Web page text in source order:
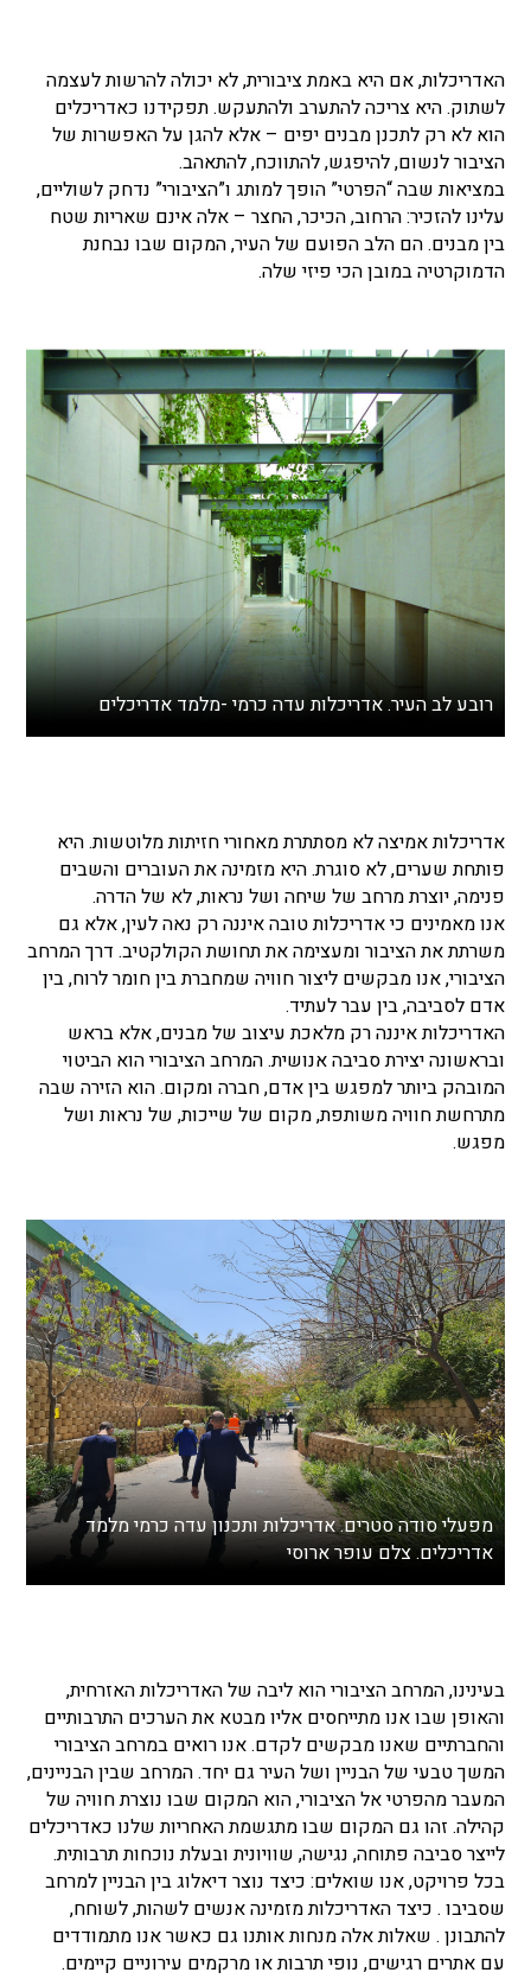
האדריכלות, אם היא באמת ציבורית, לא יכולה להרשות לעצמה
לשתוק. היא צריכה להתערב ולהתעקש. תפקידנו כאדריכלים
הוא לא רק לתכנן מבנים יפים –אלא להגן על האפשרות של
הציבור לנשום, להיפגש, להתווכח, להתאהב.
במציאות שבה “הפרטי” הופך למותג ו”הציבורי” נדחק לשוליים,
עלינו להזכיר: הרחוב, הכיכר, החצר –אלה אינם שאריות שטח
בין מבנים. הם הלב הפועם של העיר, המקום שבו נבחנת
הדמוקרטיה במובן הכי פיזי שלה.
רובע לב העיר. אדריכלות עדה כרמי -מלמד אדריכלים
אדריכלות אמיצה לא מסתתרת מאחורי חזיתות מלוטשות. היא
פותחת שערים, לא סוגרת. היא מזמינה את העוברים והשבים
פנימה, יוצרת מרחב של שיחה ושל נראות, לא של הדרה.
אנו מאמינים כי אדריכלות טובה איננה רק נאה לעין, אלא גם
משרתת את הציבור ומעצימה את תחושת הקולקטיב. דרך המרחב
הציבורי, אנו מבקשים ליצור חוויה שמחברת בין חומר לרוח, בין
אדם לסביבה, בין עבר לעתיד.
האדריכלות איננה רק מלאכת עיצוב של מבנים, אלא בראש
ובראשונה יצירת סביבה אנושית. המרחב הציבורי הוא הביטוי
המובהק ביותר למפגש בין אדם, חברה ומקום. הוא הזירה שבה
מתרחשת חוויה משותפת, מקום של שייכות, של נראות ושל
מפגש.
מפעלי סודה סטרים. אדריכלות ותכנון עדה כרמי מלמד
אדריכלים. צלם עופר ארוסי
בעינינו, המרחב הציבורי הוא ליבה של האדריכלות האזרחית,
והאופן שבו אנו מתייחסים אליו מבטא את הערכים התרבותיים
והחברתיים שאנו מבקשים לקדם.אנו רואים במרחב הציבורי
המשך טבעי של הבניין ושל העיר גם יחד. המרחב שבין הבניינים,
המעבר מהפרטי אל הציבורי, הוא המקום שבו נוצרת חוויה של
קהילה. זהו גם המקום שבו מתגשמת האחריות שלנו כאדריכלים
לייצר סביבה פתוחה, נגישה, שוויונית ובעלת נוכחות תרבותית.
בכל פרויקט, אנו שואלים: כיצד נוצר דיאלוג בין הבניין למרחב
שסביבו . כיצד האדריכלות מזמינה אנשים לשהות, לשוחח,
להתבונן . שאלות אלה מנחות אותנו גם כאשר אנו מתמודדים
עם אתרים רגישים, נופי תרבות או מרקמים עירוניים קיימים.